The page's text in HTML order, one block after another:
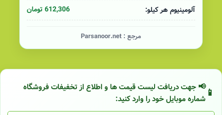
آلومینیوم هر کیلو:
612,306 تومان
مرجع : Parsanoor.net
📢 جهت دریافت لیست قیمت ها و اطلاع از تخفیفات فروشگاه
شماره موبایل خود را وارد کنید: